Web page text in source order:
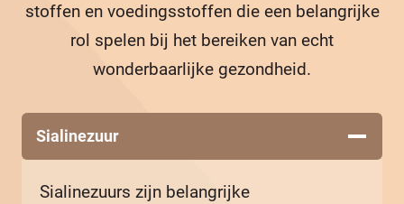
stoffen en voedingsstoffen die een belangrijke
rol spelen bij het bereiken van echt
wonderbaarlijke gezondheid.
Sialinezuur
Sialinezuurs zijn belangrijke